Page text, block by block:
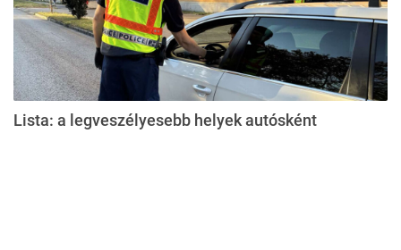
Lista: a legveszélyesebb helyek autósként